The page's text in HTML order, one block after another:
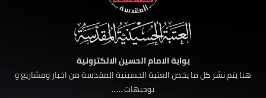
بوابة الامام الحسين الالكترونية
هنا يتم نشر كل ما يخص العتبة الحسينية المقدسة من اخبار ومشاريع و
توجيهات ......